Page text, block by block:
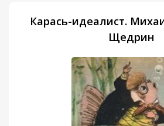
Карась-идеалист.
Щедрин